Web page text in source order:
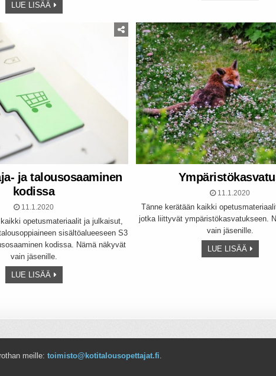
LUE LISÄÄ
ja talousosaaminen
kodissa
11.1.2020
opetusmateriaalit ja julkaisut,
sisältöalueeseen S3
kodissa. Nämä näkyvät
vain jäsenille.
LUE LISÄÄ
11.1.2020
Tänne kerätään kaikki
jotka liittyvät ympäristökasvatukseen.
vain jäsenille.
LUE LISÄÄ
meille: toimisto@kotitalousopettajat.fi